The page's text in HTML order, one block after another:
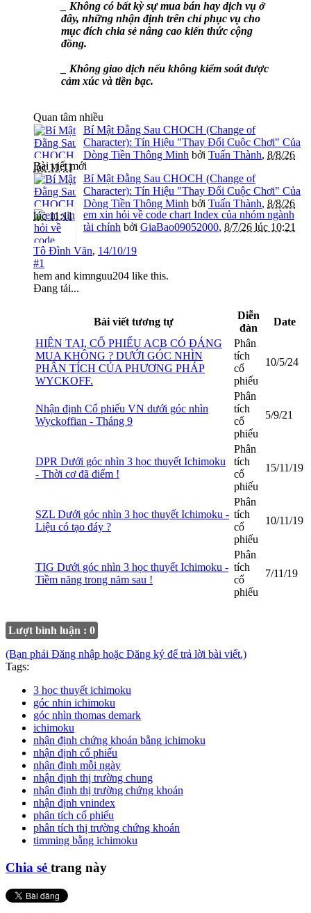
_ Không có bất kỳ sự mua bán hay dịch vụ ở
đây, những nhận định trên chỉ phục vụ cho
mục đích chia sẻ nâng cao kiến thức cộng
đồng.
_ Không giao dịch nếu không kiểm soát được
cảm xúc và tiền bạc.
Quan tâm nhiều
Bí Mật Đằng Sau CHOCH (Change of
Character): Tín Hiệu "Thay Đổi Cuộc Chơi" Của
Dòng Tiền Thông Minh bởi Tuấn Thành, 8/8/26
lúc 11:11
Bài viết mới
Bí Mật Đằng Sau CHOCH (Change of
Character): Tín Hiệu "Thay Đổi Cuộc Chơi" Của
Dòng Tiền Thông Minh bởi Tuấn Thành, 8/8/26
lúc 11:11
em xin hỏi về code chart Index của nhóm ngành
tài chính bởi GiaBao09052000, 8/7/26 lúc 10:21
Tô Đình Văn, 14/10/19
#1
hem and kimnguu204 like this.
Đang tải...
Bài viết tương tự
Diễn
đàn
Date
HIỆN TẠI, CỔ PHIẾU ACB CÓ ĐÁNG
MUA KHÔNG ? DƯỚI GÓC NHÌN
PHÂN TÍCH CỦA PHƯƠNG PHÁP
WYCKOFF.
Phân
tích
cổ
phiếu
10/5/24
Nhận định Cổ phiếu VN dưới góc nhìn
Wyckoffian - Tháng 9
Phân
tích
cổ
phiếu
5/9/21
DPR Dưới góc nhìn 3 học thuyết Ichimoku
- Thời cơ đã điểm !
Phân
tích
cổ
phiếu
15/11/19
SZL Dưới góc nhìn 3 học thuyết Ichimoku -
Liệu có tạo đáy ?
Phân
tích
cổ
phiếu
10/11/19
TIG Dưới góc nhìn 3 học thuyết Ichimoku -
Tiềm năng trong năm sau !
Phân
tích
cổ
phiếu
7/11/19
Lượt bình luận : 0
(Bạn phải Đăng nhập hoặc Đăng ký để trả lời bài viết.)
Tags:
3 học thuyết ichimoku
góc nhin ichimoku
góc nhìn thomas demark
ichimoku
nhận định chứng khoán bằng ichimoku
nhận định cổ phiếu
nhận định mỗi ngày
nhận định thị trường chung
nhận định thị trường chứng khoán
nhận định vnindex
phân tích cổ phiếu
phân tích thị trường chứng khoán
timming bằng ichimoku
Chia sẻ trang này